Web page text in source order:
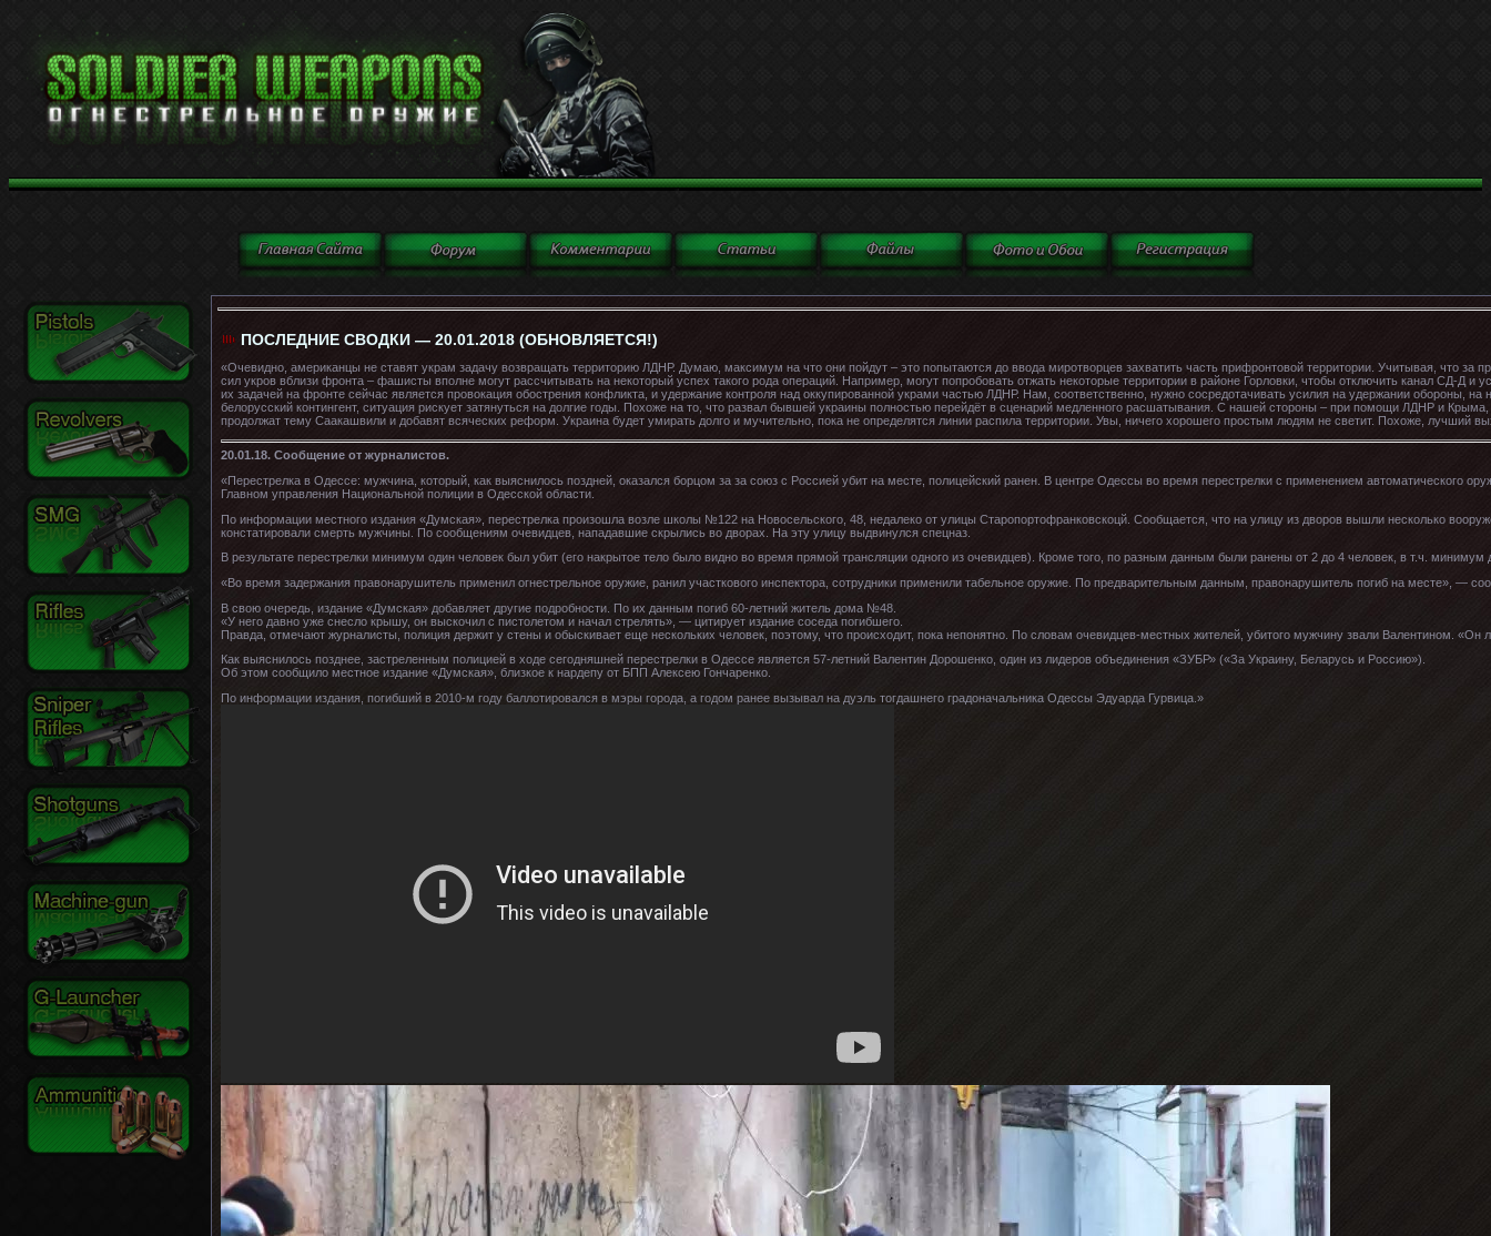
ПОСЛЕДНИЕ СВОДКИ — 20.01.2018 (ОБНОВЛЯЕТСЯ!)
«Очевидно, американцы не ставят украм задачу возвращать территорию ЛДНР. Думаю, максимум на что они пойдут – это попытаются до ввода миротворцев захватить часть прифронтовой территории. Учитывая, что за
сил укров вблизи фронта – фашисты вполне могут рассчитывать на некоторый успех такого рода операций. Например, могут попробовать отжать некоторые территории в районе Горловки, чтобы отключить канал СД-Д
их задачей на фронте сейчас является провокация обострения конфликта, и удержание контроля над оккупированной украми частью ЛДНР. Нам, соответственно, нужно сосредотачивать усилия на удержании обороны, на
белорусский контингент, ситуация рискует затянуться на долгие годы. Похоже на то, что развал бывшей украины полностью перейдёт в сценарий медленного расшатывания. С нашей стороны – при помощи ЛДНР и
продолжат тему Саакашвили и добавят всяческих реформ. Украина будет умирать долго и мучительно, пока не определятся линии распила территории. Увы, ничего хорошего простым людям не светит. Похоже, лучший
20.01.18. Сообщение от журналистов.
«Перестрелка в Одессе: мужчина, который, как выяснилось поздней, оказался борцом за за союз с Россией убит на месте, полицейский ранен. В центре Одессы во время перестрелки с применением автоматического
Главном управления Национальной полиции в Одесской области.
По информации местного издания «Думская», перестрелка произошла возле школы №122 на Новосельского, 48, недалеко от улицы Старопортофранковскоцй. Сообщается, что на улицу из дворов вышли несколько
констатировали смерть мужчины. По сообщениям очевидцев, нападавшие скрылись во дворах. На эту улицу выдвинулся спецназ.
В результате перестрелки минимум один человек был убит (его накрытое тело было видно во время прямой трансляции одного из очевидцев). Кроме того, по разным данным были ранены от 2 до 4 человек, в т.ч. минимум
«Во время задержания правонарушитель применил огнестрельное оружие, ранил участкового инспектора, сотрудники применили табельное оружие. По предварительным данным, правонарушитель погиб на месте», —
В свою очередь, издание «Думская» добавляет другие подробности. По их данным погиб 60-летний житель дома №48.
«У него давно уже снесло крышу, он выскочил с пистолетом и начал стрелять», — цитирует издание соседа погибшего.
Правда, отмечают журналисты, полиция держит у стены и обыскивает еще нескольких человек, поэтому, что происходит, пока непонятно. По словам очевидцев-местных жителей, убитого мужчину звали Валентином.
Как выяснилось позднее, застреленным полицией в ходе сегодняшней перестрелки в Одессе является 57-летний Валентин Дорошенко, один из лидеров объединения «ЗУБР» («За Украину, Беларусь и Россию»).
Об этом сообщило местное издание «Думская», близкое к нардепу от БПП Алексею Гончаренко.
По информации издания, погибший в 2010-м году баллотировался в мэры города, а годом ранее вызывал на дуэль тогдашнего градоначальника Одессы Эдуарда Гурвица.»